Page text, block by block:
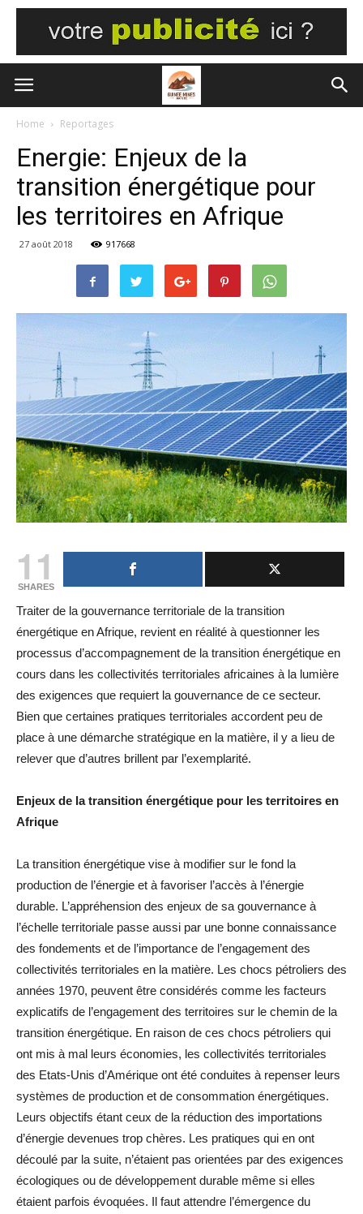
Home Reportages
Energie: Enjeux de la
transition énergétique pour
les territoires en Afrique
27 août 2018 917668
11
SHARES
Traiter de la gouvernance territoriale de la transition
énergétique en Afrique, revient en réalité à questionner les
processus d’accompagnement de la transition énergétique en
cours dans les collectivités territoriales africaines à la lumière
des exigences que requiert la gouvernance de ce secteur.
Bien que certaines pratiques territoriales accordent peu de
place à une démarche stratégique en la matière, il y a lieu de
relever que d’autres brillent par l’exemplarité.
Enjeux de la transition énergétique pour les territoires en
Afrique
La transition énergétique vise à modifier sur le fond la
production de l’énergie et à favoriser l’accès à l’énergie
durable. L’appréhension des enjeux de sa gouvernance à
l’échelle territoriale passe aussi par une bonne connaissance
des fondements et de l’importance de l’engagement des
collectivités territoriales en la matière. Les chocs pétroliers des
années 1970, peuvent être considérés comme les facteurs
explicatifs de l’engagement des territoires sur le chemin de la
transition énergétique. En raison de ces chocs pétroliers qui
ont mis à mal leurs économies, les collectivités territoriales
des Etats-Unis d’Amérique ont été conduites à repenser leurs
systèmes de production et de consommation énergétiques.
Leurs objectifs étant ceux de la réduction des importations
d’énergie devenues trop chères. Les pratiques qui en ont
découlé par la suite, n’étaient pas orientées par des exigences
écologiques ou de développement durable même si elles
étaient parfois évoquées. Il faut attendre l’émergence du